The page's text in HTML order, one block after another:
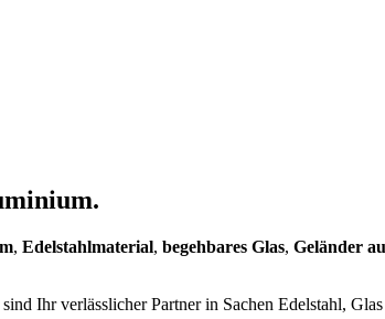
, Edelstahlmaterial, begehbares Glas, Geländer
Ihr verlässlicher Partner in Sachen Edelstahl,